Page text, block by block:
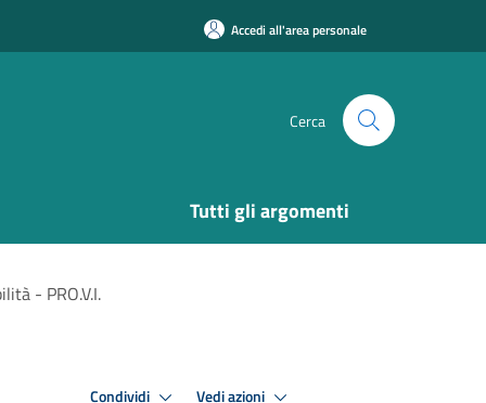
Accedi all'area personale
Cerca
Tutti gli argomenti
- PRO.V.I.
Condividi Vedi azioni